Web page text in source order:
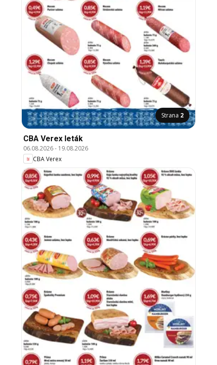
Strana 2
CBA Verex leták
06.08.2026- 19.08.2026
CBA Verex